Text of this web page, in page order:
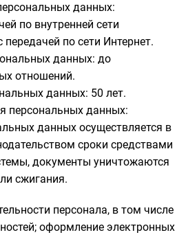
данных:
по внутренней сети
по сети Интернет.
данных: до
отношений.
данных: 50 лет.
персональных данных:
данных осуществляется в
сроки средствами
документы уничтожаются
сжигания.
персонала, в том числе
оформление электронных